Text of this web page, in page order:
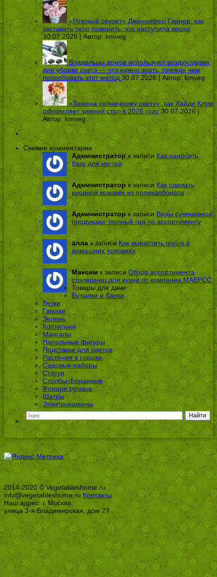
«Розовый секрет» Дженнифер Гарнер: как
заставить тело поверить, что наступила весна
30.07.2026 | Автор: kmveg
Владельцы домов используют воздуходувки
для уборки снега — что нужно знать, прежде чем
попробовать этот метод 30.07.2026 | Автор:kmveg
«Замена солнечному свету»: как Хайди Клум
оформляет зимний стол в 2026 году 30.07.2026 |
Автор: kmveg
Свежие комментарии
Администраторк записи Как наносить
базу для ногтей
Администраторк записиКак сделать
входной козырек из поликарбоната
Администраторк записиВиды сувенирной
продукции: полный гид по ассортименту
аллак записиКак вырастить грушу в
домашних условиях
Максимк записиОбзор ассортимента
столешниц для кухни от компании МАЕРСС
Товары для дачи
Бутылки и банки
Ветки
Гамаки
Зелень
Коптильни
Мангалы
Напольные фигуры
Подставки для цветов
Растения в горшке
Садовые наборы
Статуи
Столбы фонарные
Фонари ручные
Шатры
Электрокамины
2014-2020 © Vegetableshome.ru
info@vegetableshome.ruКонтакты
Наш адрес: г. Москва,
улица 3-я Владимирская, дом 27